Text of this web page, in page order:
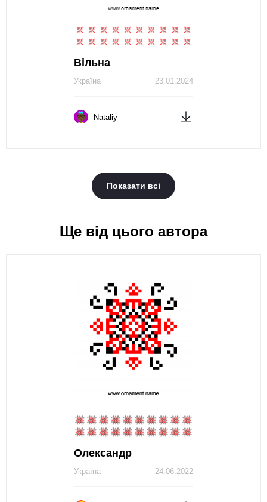
Вільна
23.01.2024
Україна
Nataliy
Показати всі
Ще від цього автора
Олександр
24.06.2022
Україна